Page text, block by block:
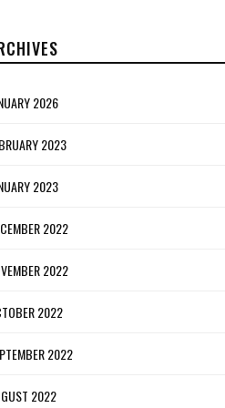
2026
2023
2023
2022
2022
2022
2022
2022